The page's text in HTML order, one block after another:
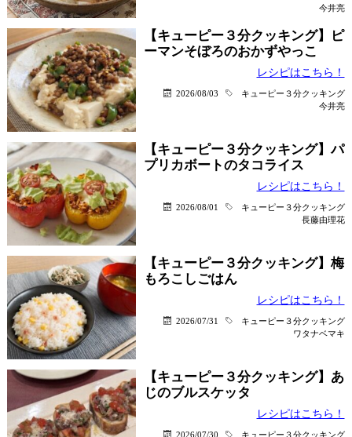
今井亮
【キューピー３分クッキング】ピ
ーマンそぼろのおかずやっこ
レシピはこちら！
2026/08/03
キューピー３分クッキング
今井亮
【キューピー３分クッキング】パ
プリカボートのタコライス
レシピはこちら！
2026/08/01
キューピー３分クッキング
長藤由理花
【キューピー３分クッキング】梅
もろこしごはん
レシピはこちら！
2026/07/31
キューピー３分クッキング
ワタナベマキ
【キューピー３分クッキング】あ
じのブルスケッタ
レシピはこちら！
2026/07/30
キューピー３分クッキング